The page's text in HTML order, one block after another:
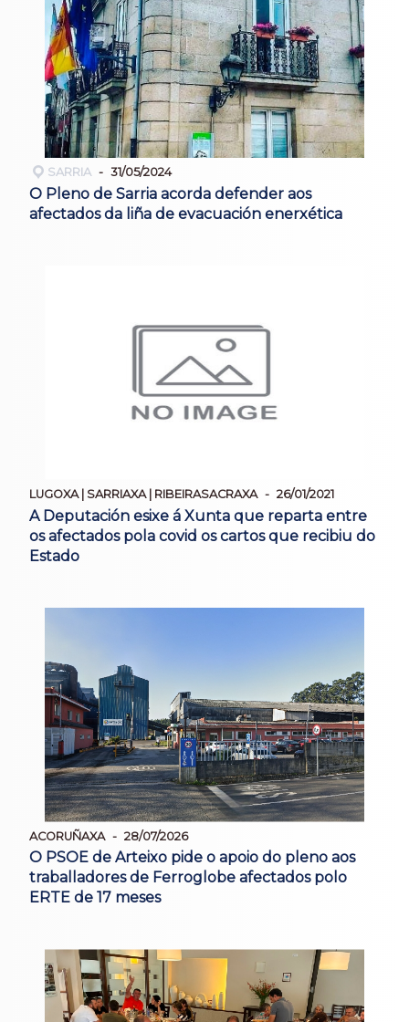
SARRIA 31/05/2024
O Pleno de Sarria acorda defender aos
afectados da liña de evacuación enerxética
LUGOXA | SARRIAXA | RIBEIRASACRAXA 26/01/2021
A Deputación esixe á Xunta que reparta entre
os afectados pola covid os cartos que recibiu do
Estado
ACORUÑAXA 28/07/2026
O PSOE de Arteixo pide o apoio do pleno aos
traballadores de Ferroglobe afectados polo
ERTE de 17 meses